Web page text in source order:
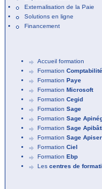
Externalisation de la Paie
Solutions en ligne
Financement
Accueil formation
Formation Comptabilité
Formation Paye
Formation Microsoft
Formation Cegid
Formation Sage
Formation Sage
Formation Sage
Formation Sage
Formation Ciel
Formation Ebp
Les centres de